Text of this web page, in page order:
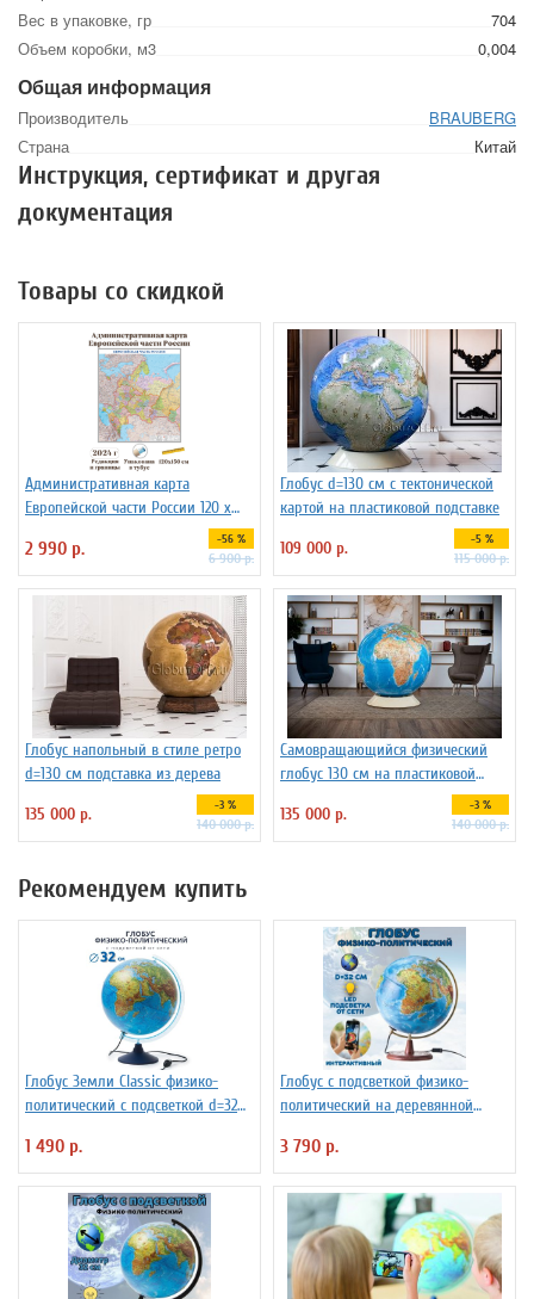
Вес в упаковке, гр
704
Объем коробки, м3
0,004
Общая информация
Производитель
BRAUBERG
Страна
Китай
Инструкция, сертификат и другая
документация
Товары со скидкой
Административная карта
Европейской части России 120 х
2 990 р. -56 %
6 900 р.
Глобус d=130 см с тектонической
картой на пластиковой подставке
109 000 р.
-5 %
115 000 р.
Глобус напольный в стиле ретро
d=130 см подставка из дерева
135 000 р.
-3 %
140 000 р.
Самовращающийся физический
глобус 130 см на пластиковой
135 000 р. -3 %
140 000 р.
Рекомендуем купить
Глобус Земли Classic физико-
политический с подсветкой d=32
1 490 р.
Глобус с подсветкой физико-
политический на деревянной
3 790 р.